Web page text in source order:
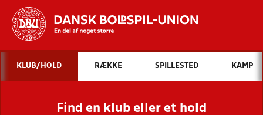
Hvad vil du søge efter?
INDHOLD OG NYHEDER
STILLINGER, RESULTATER, KLUBBER OG
KLUB/HOLD RÆKKE SPILLESTED KAMP
Find en klub eller et hold